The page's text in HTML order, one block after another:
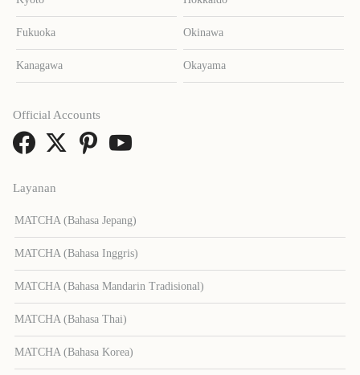
Fukuoka Okinawa
Kanagawa Okayama
Layanan
MATCHA (Bahasa Jepang)
MATCHA (Bahasa Inggris)
MATCHA (Bahasa Mandarin Tradisional)
MATCHA (Bahasa Thai)
MATCHA (Bahasa Korea)
Official Accounts